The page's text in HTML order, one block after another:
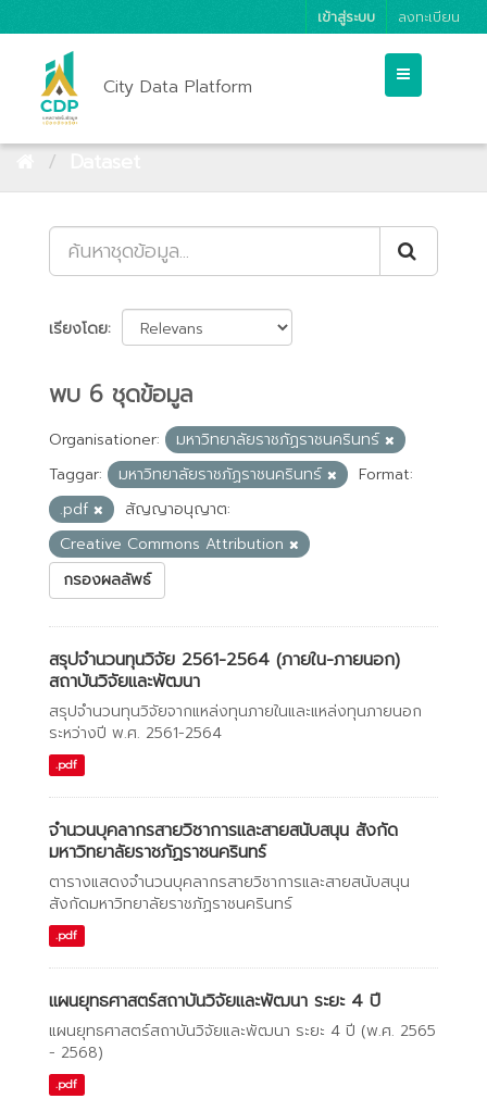
เข้าสู่ระบบ ลงทะเบียน
City Data Platform
เรียงโดย
พบ 6 ชุดข้อมูล
Organisationer:
มหาวิทยาลัยราชภัฏราชนครินทร์
Taggar:
มหาวิทยาลัยราชภัฏราชนครินทร์
Format:
.pdf
สัญญาอนุญาต:
Creative Commons Attribution
กรองผลลัพธ์
สรุปจำนวนทุนวิจัย 2561-2564 (ภายใน-ภายนอก)
สถาบันวิจัยและพัฒนา
สรุปจำนวนทุนวิจัยจากแหล่งทุนภายในและแหล่งทุนภายนอก
ระหว่างปี พ.ศ. 2561-2564
.pdf
จำนวนบุคลากรสายวิชาการและสายสนับสนุน สังกัด
มหาวิทยาลัยราชภัฏราชนครินทร์
ตารางแสดงจำนวนบุคลากรสายวิชาการและสายสนับสนุน
สังกัดมหาวิทยาลัยราชภัฏราชนครินทร์
.pdf
แผนยุทธศาสตร์สถาบันวิจัยและพัฒนา ระยะ 4 ปี
แผนยุทธศาสตร์สถาบันวิจัยและพัฒนา ระยะ 4 ปี (พ.ศ. 2565
- 2568)
.pdf